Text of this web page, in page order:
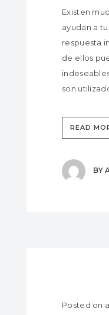
Existen
ayudan a
respuesta
de ellos
son
READ
BY
Posted on